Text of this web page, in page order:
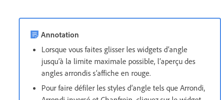
Annotation
Lorsque vous faites glisser les widgets d’angle
jusqu’à la limite maximale possible, l’aperçu des
angles arrondis s’affiche en rouge.
Pour faire défiler les styles d’angle tels que Arrondi,